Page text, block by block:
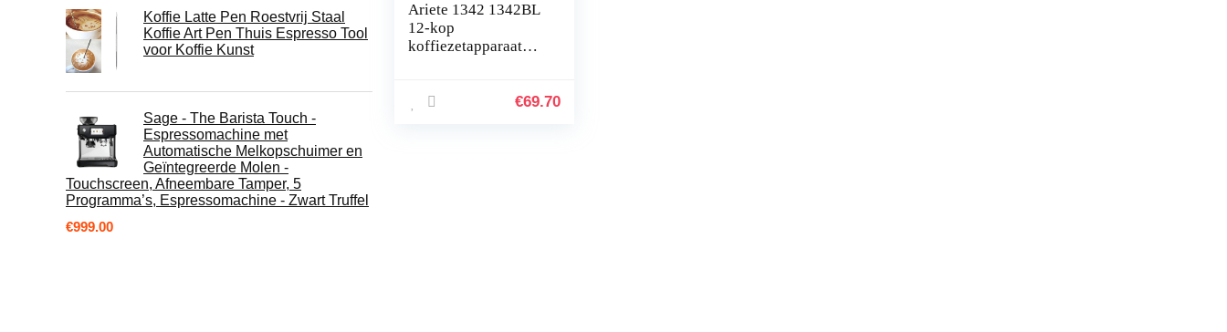
Koffie Latte Pen Roestvrij Staal
Koffie Art Pen Thuis Espresso Tool
voor Koffie Kunst
Sage - The Barista Touch -
Espressomachine met
Automatische Melkopschuimer en
Geïntegreerde Molen -
Touchscreen, Afneembare Tamper, 5
Programma’s, Espressomachine - Zwart Truffel
€999.00
Ariete 1342 1342BL
12-kop
koffiezetapparaat
liter
€69.70